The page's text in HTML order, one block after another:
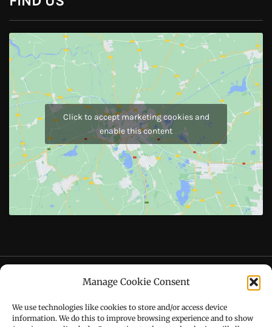
Manage Cookie Consent
We use technologies like cookies to store and/or access device
information. We do this to improve browsing experience and to show
Instagram
JOIN US
Like Us On
Follow Us On
Call : +91-94172-62777
Email : udaydarpannews@gmail.com